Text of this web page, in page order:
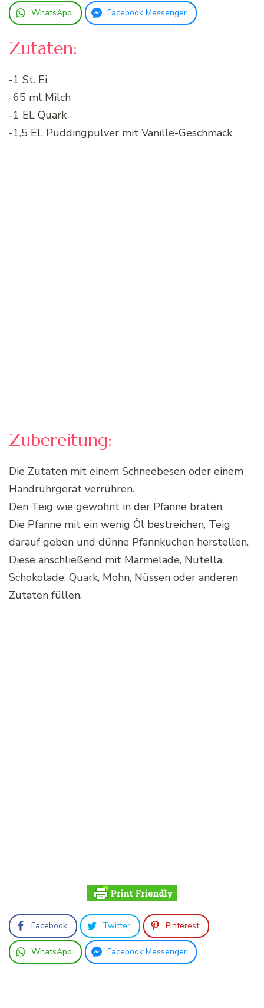
WhatsApp Facebook Messenger
Zutaten:
-1 St. Ei
-65 ml Milch
-1 EL Quark
-1,5 EL Puddingpulver mit Vanille-Geschmack
Zubereitung:
Die Zutaten mit einem Schneebesen oder einem
Handrührgerät verrühren.
Den Teig wie gewohnt in der Pfanne braten.
Die Pfanne mit ein wenig Öl bestreichen, Teig
darauf geben und dünne Pfannkuchen herstellen.
Diese anschließend mit Marmelade, Nutella,
Schokolade, Quark, Mohn, Nüssen oder anderen
Zutaten füllen.
Facebook Twitter Pinterest
WhatsApp Facebook Messenger